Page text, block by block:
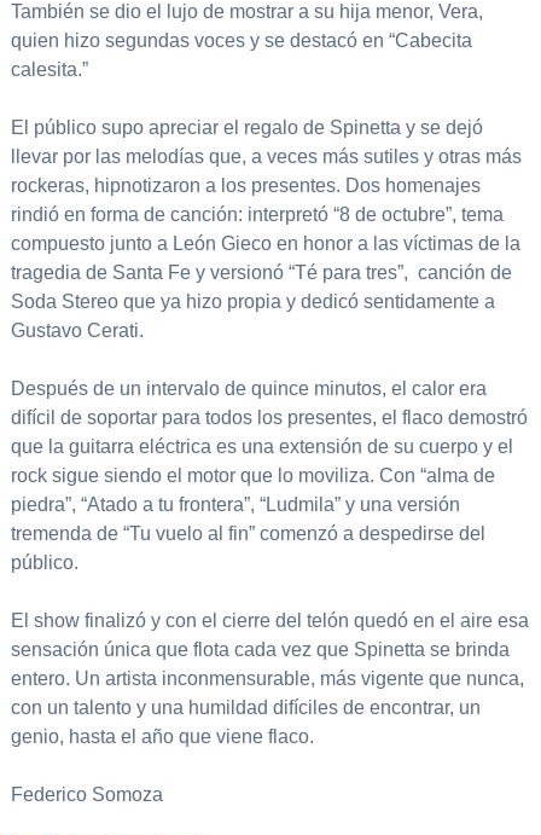
También se dio el lujo de mostrar a su hija menor, Vera,
quien hizo segundas voces y se destacó en “Cabecita
calesita.”
El público supo apreciar el regalo de Spinetta y se dejó
llevar por las melodías que, a veces más sutiles y otras más
rockeras, hipnotizaron a los presentes. Dos homenajes
rindió en forma de canción: interpretó “8 de octubre”, tema
compuesto junto a León Gieco en honor a las víctimas de la
tragedia de Santa Fe y versionó “Té para tres”, canción de
Soda Stereo que ya hizo propia y dedicó sentidamente a
Gustavo Cerati.
Después de un intervalo de quince minutos, el calor era
difícil de soportar para todos los presentes, el flaco demostró
que la guitarra eléctrica es una extensión de su cuerpo y el
rock sigue siendo el motor que lo moviliza. Con “alma de
piedra”, “Atado a tu frontera”, “Ludmila” y una versión
tremenda de “Tu vuelo al fin” comenzó a despedirse del
público.
El show finalizó y con el cierre del telón quedó en el aire esa
sensación única que flota cada vez que Spinetta se brinda
entero. Un artista inconmensurable, más vigente que nunca,
con un talento y una humildad difíciles de encontrar, un
genio, hasta el año que viene flaco.
Federico Somoza